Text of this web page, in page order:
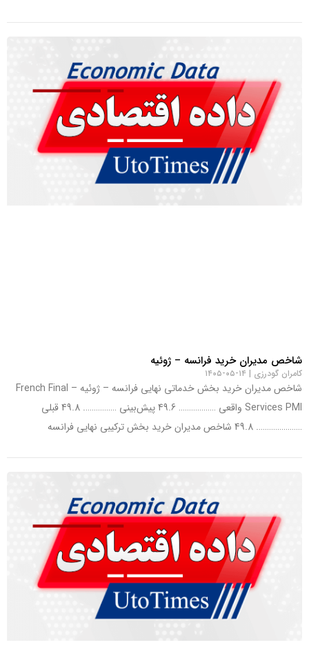
شاخص مدیران خرید فرانسه – ژوئیه
کامران گودرزی ۱۴-۰۵-۱۴۰۵
شاخص مدیران خرید بخش خدماتی نهایی فرانسه – ژوئیه – French Final
Services PMI واقعی ……………… 49.6 پیش‌بینی ……………. 49.8 قبلی
…………………. 49.8 شاخص مدیران خرید بخش ترکیبی نهایی فرانسه